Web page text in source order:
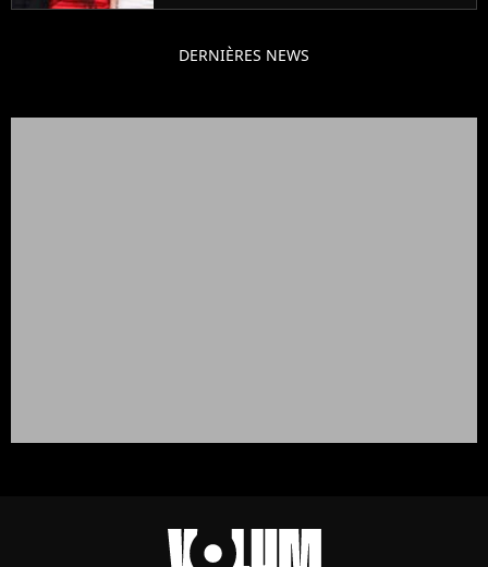
DERNIÈRES NEWS